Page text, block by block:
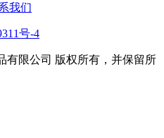
我们
号-4
有限公司 版权所有，并保留所